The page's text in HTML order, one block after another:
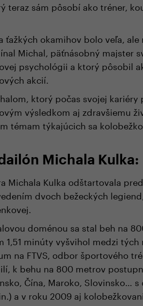
teraz sám pôsobí ako tréner,
a ťažkých okamihov bolo veľa,
Michal, päťnásobný majster
psychológii a ktorý pôsobil
akcií.
ktorý počas svojej
výsledkom aj zdravšiemu
témam týkajúcich sa
Michala Kulka:
Michala Kulka odštartovala
dvoch bežeckých
doménou sa stal beh na
1,51 minúty vyšvihol medzi
na FTVS, odbor športového
k behu na 800 metrov
Čína, Maroko, Slovinsko…
a v roku 2009 aj